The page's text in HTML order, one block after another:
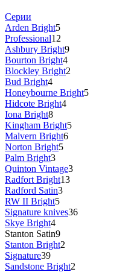
Серии
Arden Bright5
Professional12
Ashbury Bright9
Bourton Bright4
Blockley Bright2
Bud Bright4
Honeybourne Bright5
Hidcote Bright4
Iona Bright8
Kingham Bright5
Malvern Bright6
Norton Bright5
Palm Bright3
Quinton Vintage3
Radfort Bright13
Radford Satin3
RW II Bright5
Signature knives36
Skye Bright4
Stanton Satin9
Stanton Bright2
Signature39
Sandstone Bright2